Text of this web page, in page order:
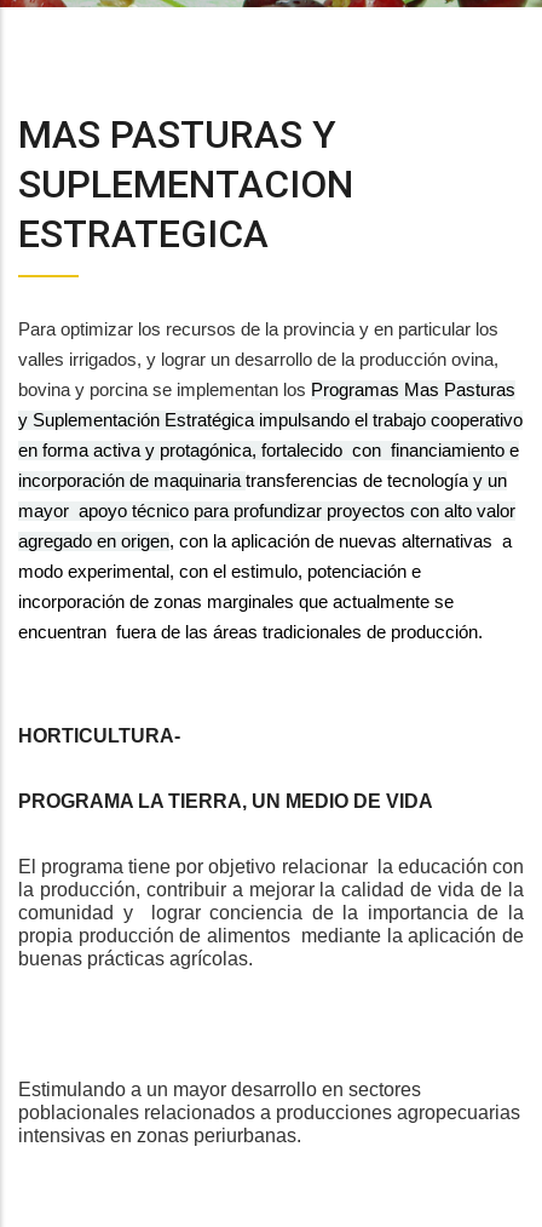
MAS PASTURAS Y
SUPLEMENTACION
ESTRATEGICA
Para optimizar los recursos de la provincia y en particular los
valles irrigados, y lograr un desarrollo de la producción ovina,
bovina y porcina se implementan los Programas Mas Pasturas
y Suplementación Estratégica impulsando el trabajo cooperativo
en forma activa y protagónica, fortalecido con financiamiento e
incorporación de maquinaria transferencias de tecnología y un
mayor apoyo técnico para profundizar proyectos con alto valor
agregado en origen, con la aplicación de nuevas alternativas a
modo experimental, con el estimulo, potenciación e
incorporación de zonas marginales que actualmente se
encuentran fuera de las áreas tradicionales de producción.
HORTICULTURA-
PROGRAMA LA TIERRA, UN MEDIO DE VIDA
El programa tiene por objetivo relacionar
la educación con
la producción, contribuir a mejorar la calidad de vida de la
comunidad y
lograr conciencia de la importancia de la
propia producción de alimentos mediante la aplicación de
buenas prácticas agrícolas.
Estimulando a un mayor desarrollo en sectores
poblacionales relacionados a producciones agropecuarias
intensivas en zonas periurbanas.